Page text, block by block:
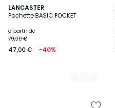
LANCASTER
Pochette BASIC POCKET
à partir de
79,00 €
47,00 € -40%
5
Couleurs